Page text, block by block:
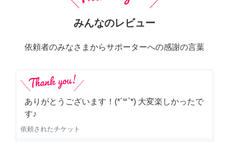
みんなのレビュー
依頼者のみなさまからサポーターへの感謝の言葉
ありがとうございます！(*´꒳`*) 大変楽しかったで
す♪
依頼されたチケット